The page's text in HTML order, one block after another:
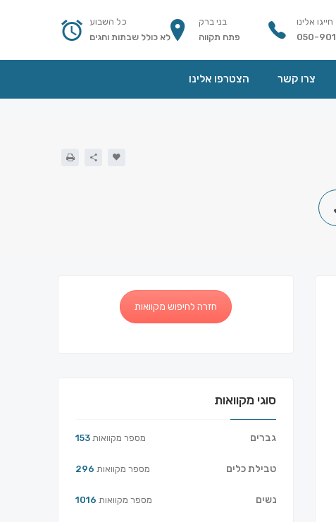
חייגו אלינו
050-
בני ברק
פתח תקווה
כל השבוע
לא כולל שבתות וחגים
צרו קשר הצטרפו אלינו
חזרה לחיפוש מקוואות
סוגי מקוואות
גברים 153 מספר מקוואות
טבילת כלים 296 מספר מקוואות
נשים 1016 מספר מקוואות